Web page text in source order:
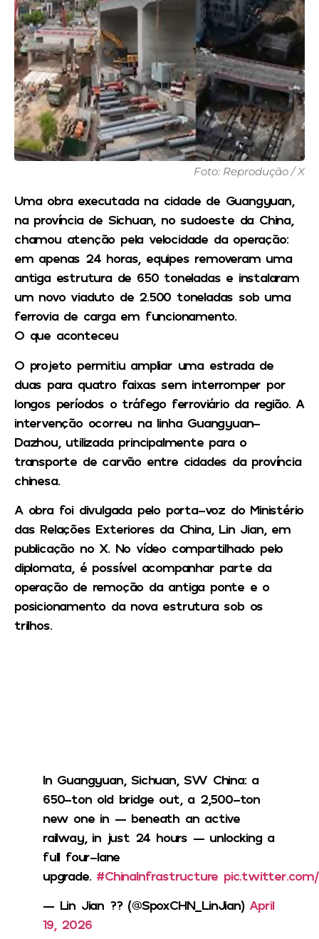
Foto: Reprodução / X
Uma obra executada na cidade de Guangyuan,
na província de Sichuan, no sudoeste da China,
chamou atenção pela velocidade da operação:
em apenas 24 horas, equipes removeram uma
antiga estrutura de 650 toneladas e instalaram
um novo viaduto de 2.500 toneladas sob uma
ferrovia de carga em funcionamento.
O que aconteceu
O projeto permitiu ampliar uma estrada de
duas para quatro faixas sem interromper por
longos períodos o tráfego ferroviário da região. A
intervenção ocorreu na linha Guangyuan-
Dazhou, utilizada principalmente para o
transporte de carvão entre cidades da província
chinesa.
A obra foi divulgada pelo porta-voz do Ministério
das Relações Exteriores da China, Lin Jian, em
publicação no X. No vídeo compartilhado pelo
diplomata, é possível acompanhar parte da
operação de remoção da antiga ponte e o
posicionamento da nova estrutura sob os
trilhos.
In Guangyuan, Sichuan, SW China: a
650-ton old bridge out, a 2,500-ton
new one in — beneath an active
railway, in just 24 hours — unlocking a
full four-lane
upgrade. #ChinaInfrastructure pic.twitter.com/
— Lin Jian ?? (@SpoxCHN_LinJian) April
19, 2026